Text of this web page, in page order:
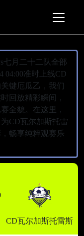
七月二十二队全部
04:00准时上线CD
键厄瓜乙，我们
回放精彩瞬间，
全貌。在这里，
CD瓦尔加斯托雷
畅享纯粹观赛乐
CD瓦尔加斯托雷斯